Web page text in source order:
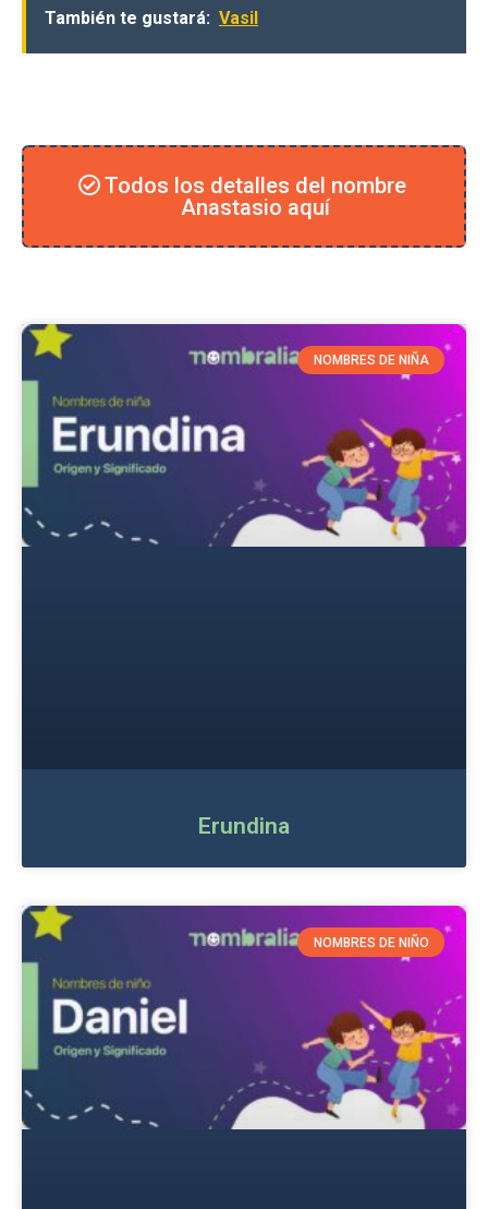
También te gustará: Vasil
Todos los detalles del nombre
Anastasio aquí
NOMBRES DE NIÑA
Erundina
NOMBRES DE NIÑO